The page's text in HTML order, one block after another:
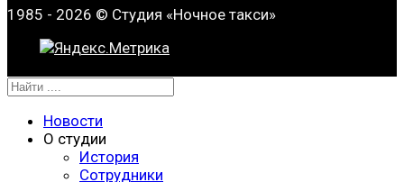
1985 - 2026 © Студия «Ночное такси»
Новости
О студии
История
Сотрудники